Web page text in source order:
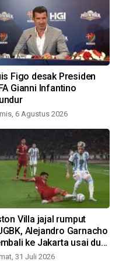
Figo desak Presiden
Gianni Infantino
6 Agustus 2026
Villa jajal rumput
Alejandro Garnacho
ke Jakarta usai duel
dengan Asnawi
31 Juli 2026